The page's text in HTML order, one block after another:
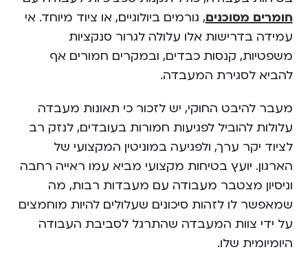
חומרים מסוכנים, גורמים ביולוגיים, או ציוד מיוחד. אי
עמידה בדרישות אלו עלולה לגרור סנקציות
משפטיות, קנסות כבדים, ובמקרים חמורים אף
להביא לסגירת המעבדה.
מעבר להיבט החוקי, יש לזכור כי תאונות מעבדה
עלולות להוביל לפגיעות חמורות בעובדים, לנזק רב
לציוד יקר ערך, ולפגיעה במוניטין המקצועי של
הארגון. יועץ בטיחות מקצועי מביא עמו ראייה רחבה
וניסיון מצטבר מעבודה עם מעבדות רבות, מה
שמאפשר לו לזהות סיכונים שעלולים להיות מוחמצים
על ידי צוות המעבדה שהתרגל לסביבת העבודה
היומיומית שלו.